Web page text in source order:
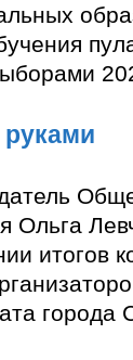
Ольга
итогов
города